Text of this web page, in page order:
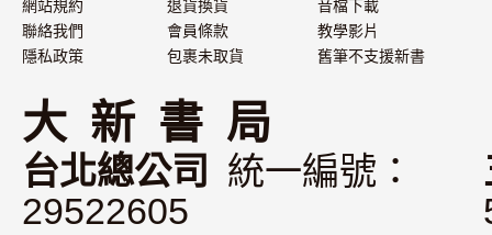
網站規約
聯絡我們
隱私政策
退貨換貨
會員條款
包裹未取貨
音檔下載
教學影片
舊筆不支援新書
大 新 書 局
台北總公司
統一編號：
29522605